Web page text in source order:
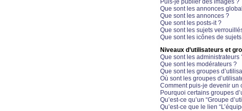
Puis-je publier des images ?
Que sont les annonces
Que sont les annonces ?
Que sont les posts-it ?
Que sont les sujets
Que sont les icônes de
Niveaux d’utilisateurs et
Que sont les administrateurs
Que sont les modérateurs ?
Que sont les groupes
Où sont les groupes
Comment puis-je devenir un
Pourquoi certains groupes
Qu’est-ce qu’un “Groupe
Qu’est-ce que le lien